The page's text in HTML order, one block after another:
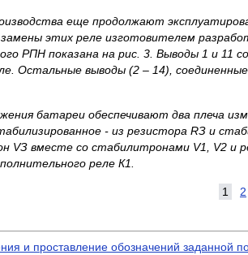
еще продолжают
этих реле изготовителем
РПН показана на рис. 3. Выводы 1 и 11
Остальные выводы (2 – 14),
батареи обеспечивают два плеча
- из резистора RЗ и
VЗ вместе со стабилит­ронами V1, V2 и
го реле К1.
1 2
и проставление обозначений заданной